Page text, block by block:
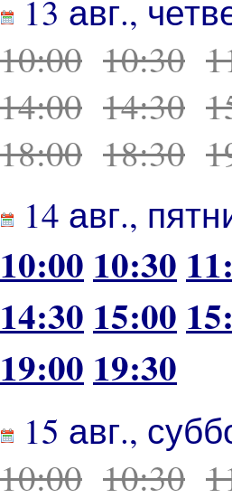
13 авг.,
10:00 10:30
14:00 14:30
18:00 18:30
14 авг.,
10:00 10:30
14:30 15:00
19:00 19:30
15 авг.,
10:00 10:30